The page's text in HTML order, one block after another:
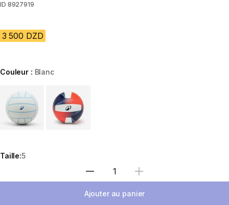
ID 8927919
3 500 DZD
Couleur : Blanc
Choose a variant
Taille:5
Sélectionnez la quantité
Ajouter au panier